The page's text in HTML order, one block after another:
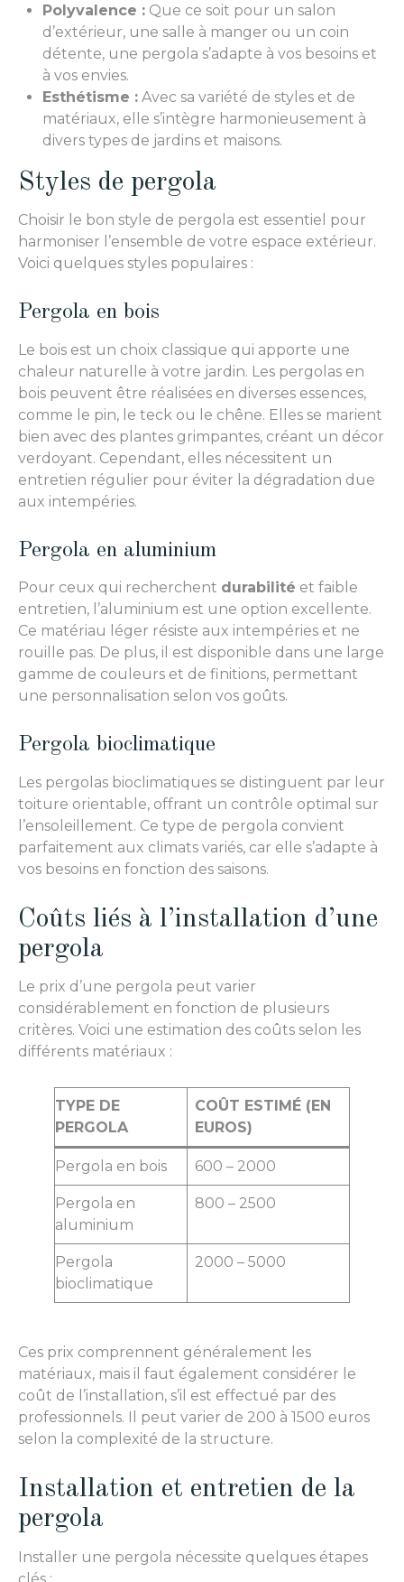
Polyvalence : Que ce soit pour un salon
d’extérieur, une salle à manger ou un coin
détente, une pergola s’adapte à vos besoins et
à vos envies.
Esthétisme : Avec sa variété de styles et de
matériaux, elle s’intègre harmonieusement à
divers types de jardins et maisons.
Styles de pergola
Choisir le bon style de pergola est essentiel pour
harmoniser l’ensemble de votre espace extérieur.
Voici quelques styles populaires :
Pergola en bois
Le bois est un choix classique qui apporte une
chaleur naturelle à votre jardin. Les pergolas en
bois peuvent être réalisées en diverses essences,
comme le pin, le teck ou le chêne. Elles se marient
bien avec des plantes grimpantes, créant un décor
verdoyant. Cependant, elles nécessitent un
entretien régulier pour éviter la dégradation due
aux intempéries.
Pergola en aluminium
Pour ceux qui recherchent durabilité et faible
entretien, l’aluminium est une option excellente.
Ce matériau léger résiste aux intempéries et ne
rouille pas. De plus, il est disponible dans une large
gamme de couleurs et de finitions, permettant
une personnalisation selon vos goûts.
Pergola bioclimatique
Les pergolas bioclimatiques se distinguent par leur
toiture orientable, offrant un contrôle optimal sur
l’ensoleillement. Ce type de pergola convient
parfaitement aux climats variés, car elle s’adapte à
vos besoins en fonction des saisons.
Coûts liés à l’installation d’une
pergola
Le prix d’une pergola peut varier
considérablement en fonction de plusieurs
critères. Voici une estimation des coûts selon les
différents matériaux :
TYPE DE
PERGOLA
COÛT ESTIMÉ (EN
EUROS)
Pergola en bois 600 – 2000
Pergola en
aluminium
800 – 2500
Pergola
bioclimatique
2000 – 5000
Ces prix comprennent généralement les
matériaux, mais il faut également considérer le
coût de l’installation, s’il est effectué par des
professionnels. Il peut varier de 200 à 1500 euros
selon la complexité de la structure.
Installation et entretien de la
pergola
Installer une pergola nécessite quelques étapes